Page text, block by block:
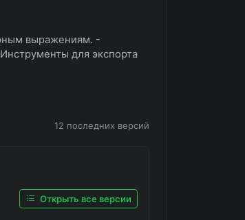
выражениям. -
для экспорта
12 последних версий
Открыть все версии